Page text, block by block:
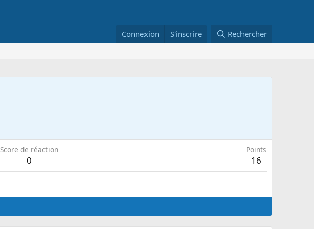
Connexion S'inscrire Rechercher
Score de réaction
0
Points
16